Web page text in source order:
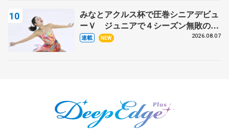
みなとアクルス杯で圧巻シニアデビュ
ーＶ ジュニアで４シーズン無敗の島
田麻央
連載 NEW 2026.08.07